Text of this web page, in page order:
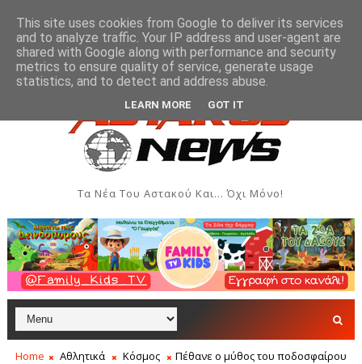
Δημιουργιών του Συλλόγου Γυναικών Αστακού ΠΟΛΙΤΙΣΜΌΣ
Τα Νέα Του Αστακού Και... Όχι Μόνο!
Home Αθλητικά Κόσμος
Πέθανε ο μύθος του ποδοσφαίρου
This site uses cookies from Google to deliver its services
and to analyze traffic. Your IP address and user-agent are
shared with Google along with performance and security
metrics to ensure quality of service, generate usage
statistics, and to detect and address abuse.
LEARN MORE GOT IT